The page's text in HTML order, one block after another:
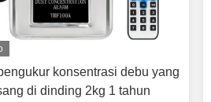
konsentrasi debu yang
di dinding 2kg 1 tahun